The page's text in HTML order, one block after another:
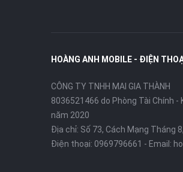
HOÀNG ANH MOBILE - ĐIỆN
CÔNG TY TNHH MAI GIA THÀNH
8036521466 do Phòng Tài Chính -
năm 2020
Địa chỉ: Số 73, Cách Mạng Tháng
Điện thoại: 0969796661 - Email: